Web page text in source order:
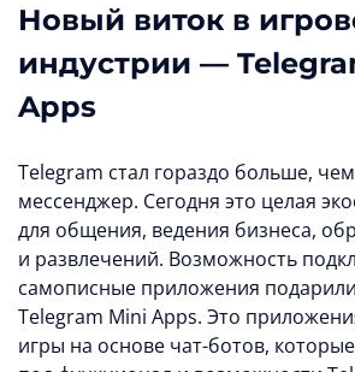
Новый виток в
индустрии —
Apps
Telegram стал гораздо больше,
мессенджер. Сегодня это целая
для общения, ведения бизнеса,
и развлечений. Возможность
самописные приложения
Telegram Mini Apps. Это
игры на основе чат-ботов,